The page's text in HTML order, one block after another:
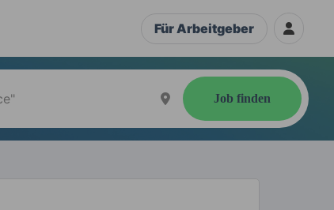
Für Arbeitgeber
Job finden